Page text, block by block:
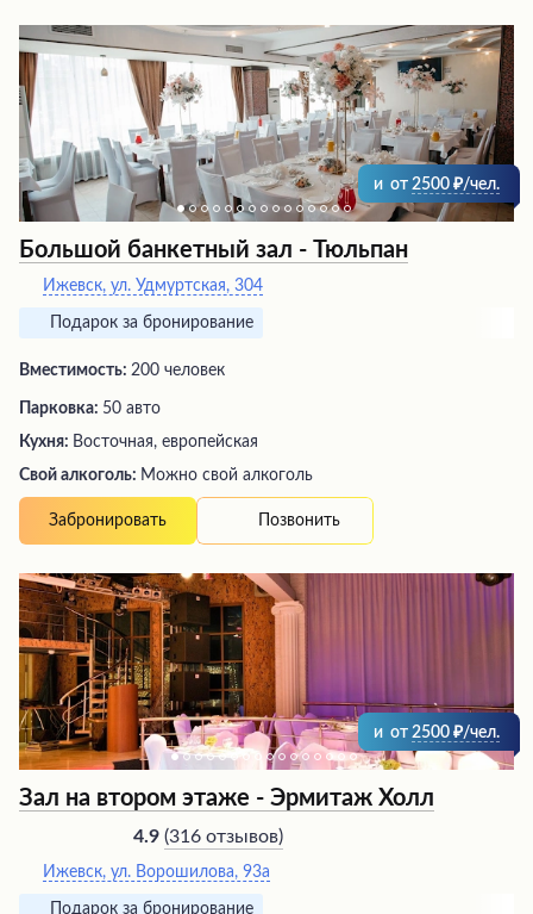
рекомендуют посетить как жителям, так и гостям
города.
и от 2500 /чел.
Большой банкетный зал - Тюльпан
Ижевск, ул. Удмуртская, 304
Подарок за бронирование
Вместимость: 200 человек
Парковка: 50 авто
Кухня: Восточная, европейская
Свой алкоголь: Можно свой алкоголь
Забронировать Позвонить
и от 2500 /чел.
Зал на втором этаже - Эрмитаж Холл
4.9 (316 отзывов)
Ижевск, ул. Ворошилова, 93а
Подарок за бронирование